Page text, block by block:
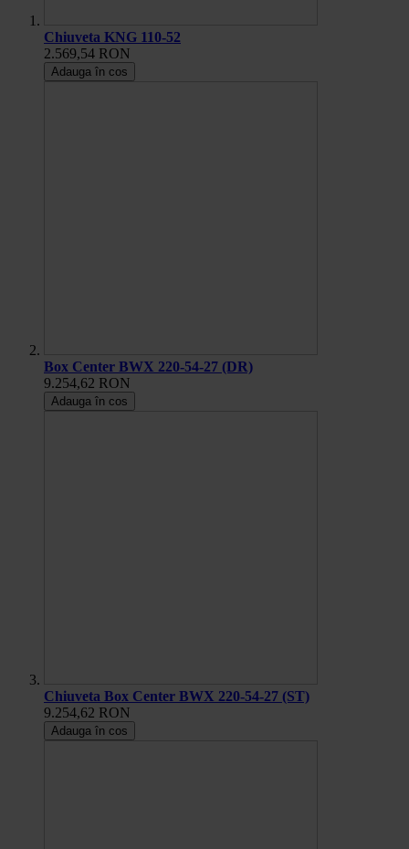
Chiuveta KNG 110-52
2.569,54 RON
Adauga în cos
Box Center BWX 220-54-27 (DR)
9.254,62 RON
Adauga în cos
Chiuveta Box Center BWX 220-54-27 (ST)
9.254,62 RON
Adauga în cos